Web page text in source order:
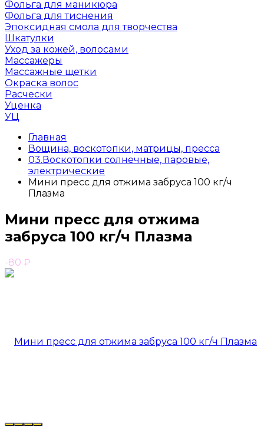
Фольга для маникюра
Фольга для тиснения
Эпоксидная смола для творчества
Шкатулки
Уход за кожей, волосами
Массажеры
Массажные щетки
Окраска волос
Расчески
Уценка
УЦ
Главная
Вощина, воскотопки, матрицы, пресса
03.Воскотопки солнечные, паровые,
электрические
Мини пресс для отжима забруса 100 кг/ч
Плазма
Мини пресс для отжима
забруса 100 кг/ч Плазма
-80 ₽